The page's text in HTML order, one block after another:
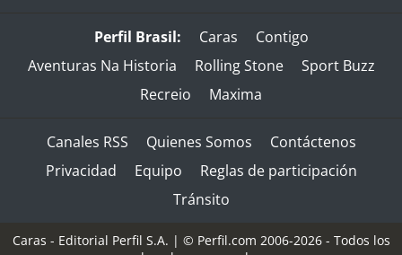
Perfil Brasil: Caras
Contigo
Aventuras Na Historia
Rolling Stone
Sport Buzz
Recreio
Maxima
Canales RSS Quienes Somos
Contáctenos
Privacidad
Equipo
Reglas de participación
Tránsito
Caras - Editorial Perfil S.A. | © Perfil.com 2006-2026 - Todos los